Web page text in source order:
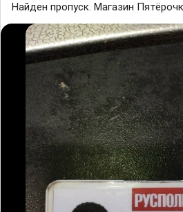
Найден пропуск. Магазин